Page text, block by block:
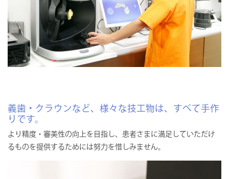
義歯・クラウンなど、様々な技工物は、すべて手作
りです。
より精度・審美性の向上を目指し、患者さまに満足していただけ
るものを提供するためには努力を惜しみません。